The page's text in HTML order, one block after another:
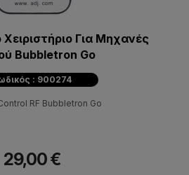
Για Μηχανές
Bubbletron Go
: 900274
RF Bubbletron Go
29,00 €